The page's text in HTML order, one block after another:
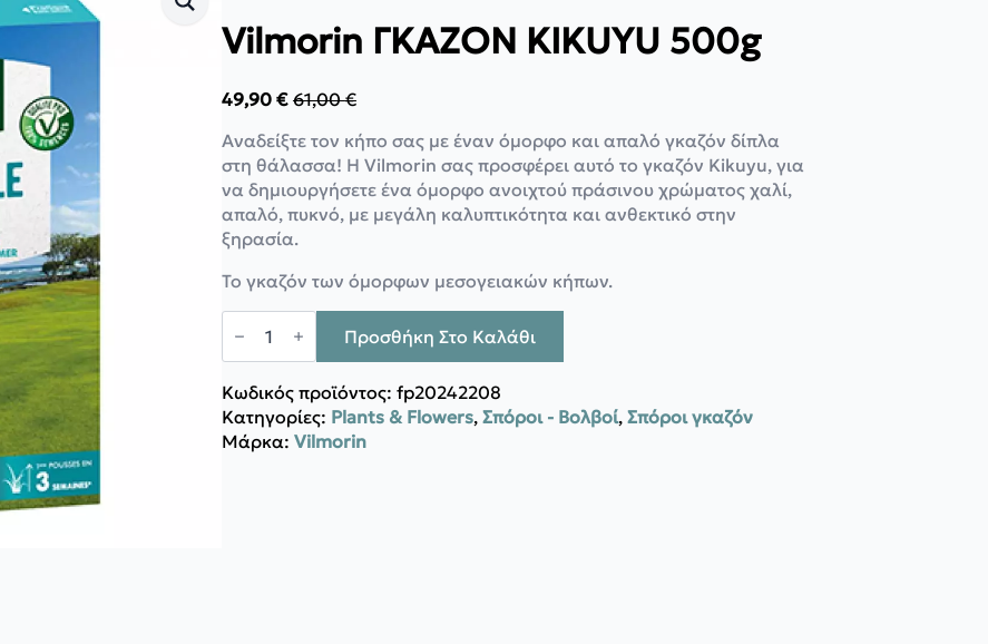
Vilmorin ΓΚΑΖΟΝ KIKUYU 500g
61,00€
Original
price
was:
61,00 €.
49,90 €
Η
τρέχουσα
τιμή
είναι:
49,90 €.
Αναδείξτε τον κήπο σας με έναν όμορφο και απαλό γκαζόν δίπλα
στη θάλασσα! Η Vilmorin σας προσφέρει αυτό το γκαζόν Kikuyu, για
να δημιουργήσετε ένα όμορφο ανοιχτού πράσινου χρώματος χαλί,
απαλό, πυκνό, με μεγάλη καλυπτικότητα και ανθεκτικό στην
ξηρασία.
Το γκαζόν των όμορφων μεσογειακών κήπων.
Vilmorin
ΓΚΑΖΟΝ
ποσότητα
Προσθήκη Στο Καλάθι
Κωδικός προϊόντος: fp20242208
Κατηγορίες: Plants & Flowers, Σπόροι - Βολβοί, Σπόροι γκαζόν
Μάρκα: Vilmorin